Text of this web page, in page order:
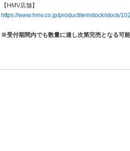
【HMV店舗】
https://www.hmv.co.jp/productitemstock/stock/
※受付期間内でも数量に達し次第完売となる可